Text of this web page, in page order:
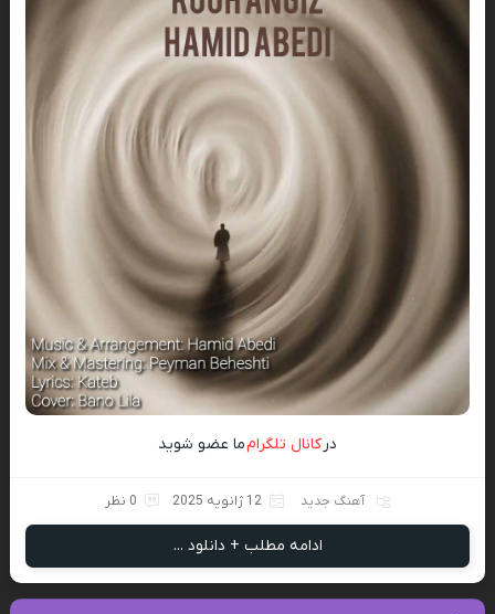
درکانال تلگرامما عضو شوید
آهنگ جدید 12 ژانویه 2025 0 نظر
ادامه مطلب + دانلود ...